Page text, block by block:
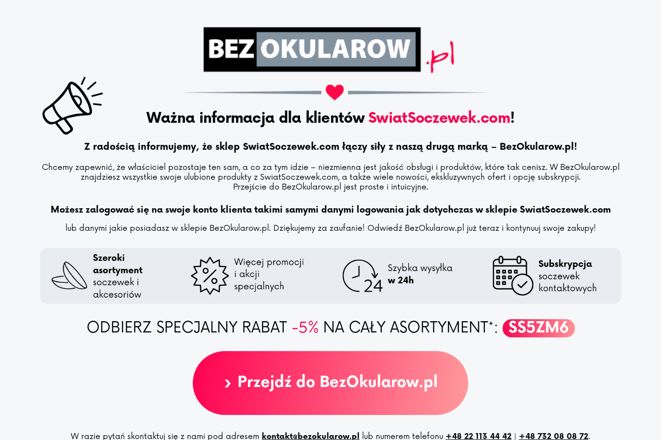
Ważna informacja dla klientówSwiatSoczewek.com!
Z radością informujemy, że sklep SwiatSoczewek.com łączy siły z naszą drugą marką – BezOkularow.pl!
Chcemy zapewnić, że właściciel pozostaje ten sam, a co za tym idzie – niezmienna jest jakość obsługi i produktów, które tak cenisz. W BezOkularow.pl
znajdziesz wszystkie swoje ulubione produkty z SwiatSoczewek.com, a także wiele nowości, ekskluzywnych ofert i opcję subskrypcji.
Przejście do BezOkularow.pl jest proste i intuicyjne.
Możesz zalogować się na swoje konto klienta takimi samymi danymi logowania jak dotychczas w sklepie SwiatSoczewek.com
lub danymi jakie posiadasz w sklepie BezOkularow.pl. Dziękujemy za zaufanie! Odwiedź BezOkularow.pl już teraz i kontynuuj swoje zakupy!
ODBIERZ SPECJALNY RABAT -5% NA CAŁY ASORTYMENT*: SS5ZM6
› Przejdź do BezOkularow.pl
W razie pytań skontaktuj się z nami pod adresem kontakt@bezokularow.pl lub numerem telefonu +48 22 113 44 42 | +48 732 08 08 72.